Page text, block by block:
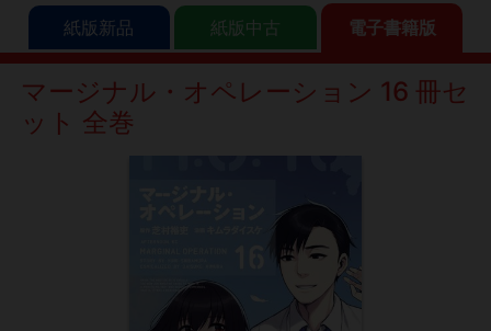
紙版新品 紙版中古 電子書籍版
マージナル・オペレーション 16 冊セ
ット 全巻